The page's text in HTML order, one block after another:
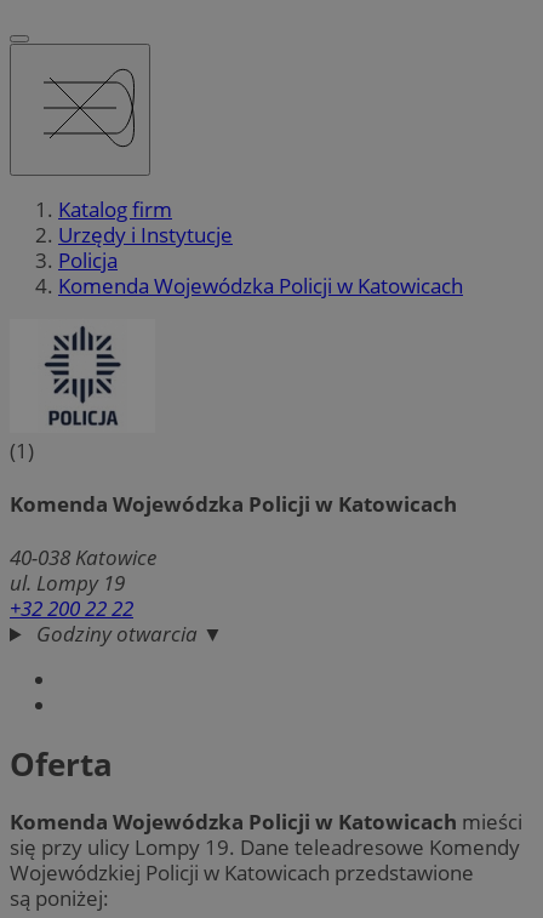
Katalog firm
Urzędy i Instytucje
Policja
Komenda Wojewódzka Policji w Katowicach
(1)
Komenda Wojewódzka Policji w Katowicach
40-038 Katowice
ul. Lompy 19
+32 200 22 22
Godziny otwarcia ▼
Oferta
Komenda Wojewódzka Policji w Katowicach mieści
się przy ulicy Lompy 19. Dane teleadresowe Komendy
Wojewódzkiej Policji w Katowicach przedstawione
są poniżej: